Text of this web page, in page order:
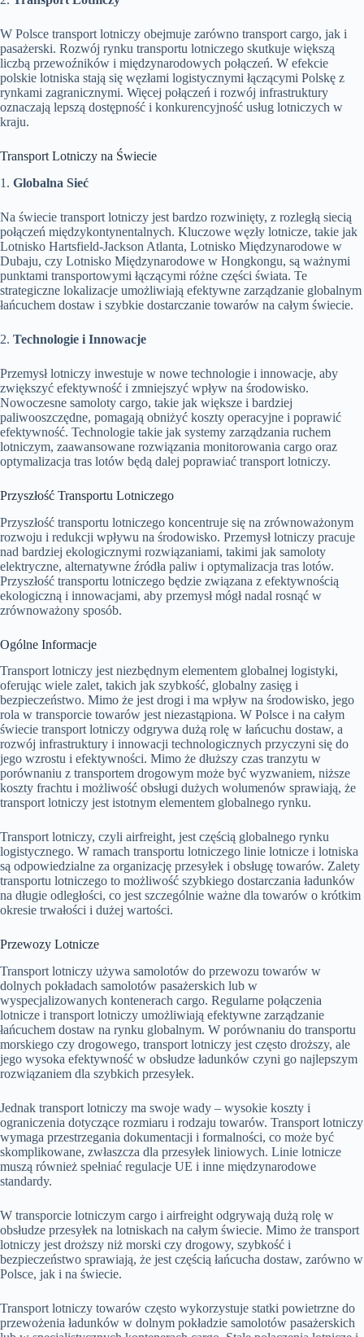
W Polsce transport lotniczy obejmuje zarówno transport cargo, jak i
pasażerski. Rozwój rynku transportu lotniczego skutkuje większą
liczbą przewoźników i międzynarodowych połączeń. W efekcie
polskie lotniska stają się węzłami logistycznymi łączącymi Polskę z
rynkami zagranicznymi. Więcej połączeń i rozwój infrastruktury
oznaczają lepszą dostępność i konkurencyjność usług lotniczych w
kraju.
Transport Lotniczy na Świecie
1. Globalna Sieć
Na świecie transport lotniczy jest bardzo rozwinięty, z rozległą siecią
połączeń międzykontynentalnych. Kluczowe węzły lotnicze, takie jak
Lotnisko Hartsfield-Jackson Atlanta, Lotnisko Międzynarodowe w
Dubaju, czy Lotnisko Międzynarodowe w Hongkongu, są ważnymi
punktami transportowymi łączącymi różne części świata. Te
strategiczne lokalizacje umożliwiają efektywne zarządzanie globalnym
łańcuchem dostaw i szybkie dostarczanie towarów na całym świecie.
2. Technologie i Innowacje
Przemysł lotniczy inwestuje w nowe technologie i innowacje, aby
zwiększyć efektywność i zmniejszyć wpływ na środowisko.
Nowoczesne samoloty cargo, takie jak większe i bardziej
paliwooszczędne, pomagają obniżyć koszty operacyjne i poprawić
efektywność. Technologie takie jak systemy zarządzania ruchem
lotniczym, zaawansowane rozwiązania monitorowania cargo oraz
optymalizacja tras lotów będą dalej poprawiać transport lotniczy.
Przyszłość Transportu Lotniczego
Przyszłość transportu lotniczego koncentruje się na zrównoważonym
rozwoju i redukcji wpływu na środowisko. Przemysł lotniczy pracuje
nad bardziej ekologicznymi rozwiązaniami, takimi jak samoloty
elektryczne, alternatywne źródła paliw i optymalizacja tras lotów.
Przyszłość transportu lotniczego będzie związana z efektywnością
ekologiczną i innowacjami, aby przemysł mógł nadal rosnąć w
zrównoważony sposób.
Ogólne Informacje
Transport lotniczy jest niezbędnym elementem globalnej logistyki,
oferując wiele zalet, takich jak szybkość, globalny zasięg i
bezpieczeństwo. Mimo że jest drogi i ma wpływ na środowisko, jego
rola w transporcie towarów jest niezastąpiona. W Polsce i na całym
świecie transport lotniczy odgrywa dużą rolę w łańcuchu dostaw, a
rozwój infrastruktury i innowacji technologicznych przyczyni się do
jego wzrostu i efektywności. Mimo że dłuższy czas tranzytu w
porównaniu z transportem drogowym może być wyzwaniem, niższe
koszty frachtu i możliwość obsługi dużych wolumenów sprawiają, że
transport lotniczy jest istotnym elementem globalnego rynku.
Transport lotniczy, czyli airfreight, jest częścią globalnego rynku
logistycznego. W ramach transportu lotniczego linie lotnicze i lotniska
są odpowiedzialne za organizację przesyłek i obsługę towarów. Zalety
transportu lotniczego to możliwość szybkiego dostarczania ładunków
na długie odległości, co jest szczególnie ważne dla towarów o krótkim
okresie trwałości i dużej wartości.
Przewozy Lotnicze
Transport lotniczy używa samolotów do przewozu towarów w
dolnych pokładach samolotów pasażerskich lub w
wyspecjalizowanych kontenerach cargo. Regularne połączenia
lotnicze i transport lotniczy umożliwiają efektywne zarządzanie
łańcuchem dostaw na rynku globalnym. W porównaniu do transportu
morskiego czy drogowego, transport lotniczy jest często droższy, ale
jego wysoka efektywność w obsłudze ładunków czyni go najlepszym
rozwiązaniem dla szybkich przesyłek.
Jednak transport lotniczy ma swoje wady – wysokie koszty i
ograniczenia dotyczące rozmiaru i rodzaju towarów. Transport lotniczy
wymaga przestrzegania dokumentacji i formalności, co może być
skomplikowane, zwłaszcza dla przesyłek liniowych. Linie lotnicze
muszą również spełniać regulacje UE i inne międzynarodowe
standardy.
W transporcie lotniczym cargo i airfreight odgrywają dużą rolę w
obsłudze przesyłek na lotniskach na całym świecie. Mimo że transport
lotniczy jest droższy niż morski czy drogowy, szybkość i
bezpieczeństwo sprawiają, że jest częścią łańcucha dostaw, zarówno w
Polsce, jak i na świecie.
Transport lotniczy towarów często wykorzystuje statki powietrzne do
przewożenia ładunków w dolnym pokładzie samolotów pasażerskich